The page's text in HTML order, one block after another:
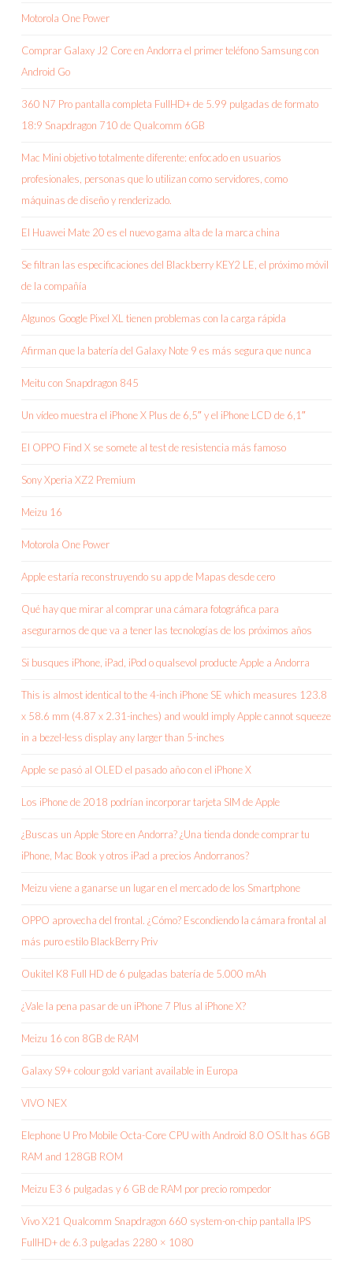
Motorola One Power
Comprar Galaxy J2 Core en Andorra el primer teléfono Samsung con
Android Go
360 N7 Pro pantalla completa FullHD+ de 5.99 pulgadas de formato
18:9 Snapdragon 710 de Qualcomm 6GB
Mac Mini objetivo totalmente diferente: enfocado en usuarios
profesionales, personas que lo utilizan como servidores, como
máquinas de diseño y renderizado.
El Huawei Mate 20 es el nuevo gama alta de la marca china
Se filtran las especificaciones del Blackberry KEY2 LE, el próximo móvil
de la compañía
Algunos Google Pixel XL tienen problemas con la carga rápida
Afirman que la batería del Galaxy Note 9 es más segura que nunca
Meitu con Snapdragon 845
Un vídeo muestra el iPhone X Plus de 6,5″ y el iPhone LCD de 6,1″
El OPPO Find X se somete al test de resistencia más famoso
Sony Xperia XZ2 Premium
Meizu 16
Motorola One Power
Apple estaría reconstruyendo su app de Mapas desde cero
Qué hay que mirar al comprar una cámara fotográfica para
asegurarnos de que va a tener las tecnologías de los próximos años
Si busques iPhone, iPad, iPod o qualsevol producte Apple a Andorra
This is almost identical to the 4-inch iPhone SE which measures 123.8
x 58.6 mm (4.87 x 2.31-inches) and would imply Apple cannot squeeze
in a bezel-less display any larger than 5-inches
Apple se pasó al OLED el pasado año con el iPhone X
Los iPhone de 2018 podrían incorporar tarjeta SIM de Apple
¿Buscas un Apple Store en Andorra? ¿Una tienda donde comprar tu
iPhone, Mac Book y otros iPad a precios Andorranos?
Meizu viene a ganarse un lugar en el mercado de los Smartphone
OPPO aprovecha del frontal. ¿Cómo? Escondiendo la cámara frontal al
más puro estilo BlackBerry Priv
Oukitel K8 Full HD de 6 pulgadas batería de 5.000 mAh
¿Vale la pena pasar de un iPhone 7 Plus al iPhone X?
Meizu 16 con 8GB de RAM
Galaxy S9+ colour gold variant available in Europa
VIVO NEX
Elephone U Pro Mobile Octa-Core CPU with Android 8.0 OS.It has 6GB
RAM and 128GB ROM
Meizu E3 6 pulgadas y 6 GB de RAM por precio rompedor
Vivo X21 Qualcomm Snapdragon 660 system-on-chip pantalla IPS
FullHD+ de 6.3 pulgadas 2280 × 1080